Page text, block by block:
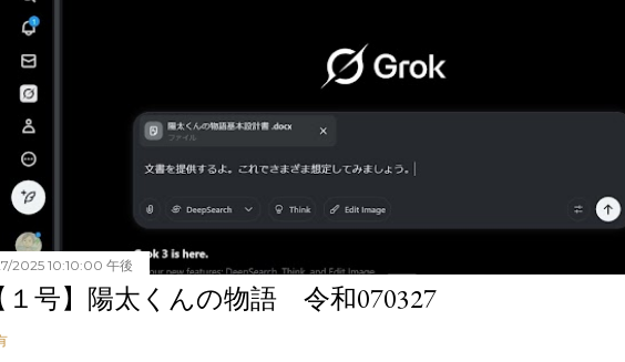
2025 10:10:00 午後
１号】陽太くんの物語 令和070327